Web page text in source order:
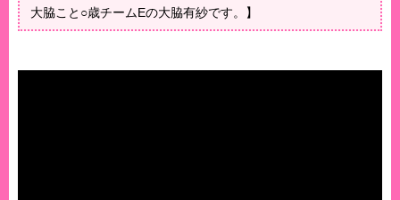
大脇こと○歳チームEの大脇有紗です。】